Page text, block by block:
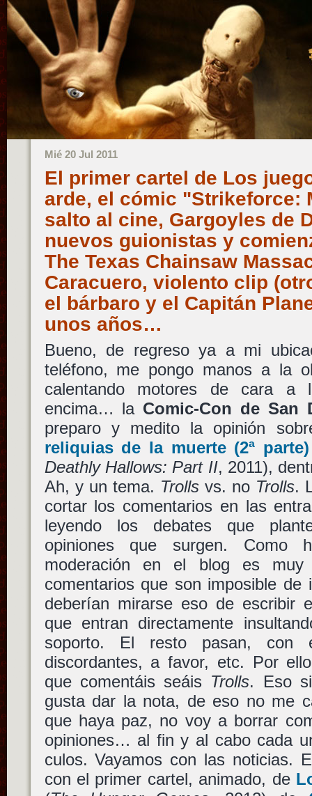
Mié 20 Jul 2011
El primer cartel de Los
arde, el cómic "Strikeforce:
salto al cine, Gargoyles de
nuevos guionistas y
The Texas Chainsaw
Caracuero, violento clip
el bárbaro y el Capitán
unos años…
Bueno, de regreso ya a mi
teléfono, me pongo manos a la
calentando motores de cara
encima… la Comic-Con de San
preparo y medito la opinión
reliquias de la muerte (2ª parte)
Deathly Hallows: Part II, 2011),
Ah, y un tema. Trollsvs. no Trolls.
cortar los comentarios en las
leyendo los debates que
opiniones que surgen. Como
moderación en el blog es muy
comentarios que son imposible de
deberían mirarse eso de escribir
que entran directamente
soporto. El resto pasan, con
discordantes, a favor, etc. Por
que comentáis seáis Trolls. Eso
gusta dar la nota, de eso no me
que haya paz, no voy a borrar
opiniones… al fin y al cabo cada
culos. Vayamos con las noticias.
con el primer cartel, animado, de